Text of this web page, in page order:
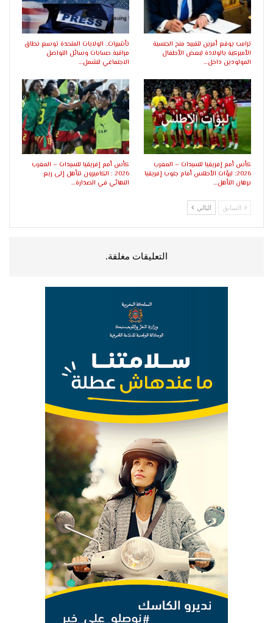
ترامب يوقع أمرين لتقييد منح الجنسية
الأميركية بالولادة لبعض الأطفال
المولودين داخل…
تأشيرات.. الولايات المتحدة توسع نطاق
مراقبة حسابات وسائل التواصل
الاجتماعي لتشمل…
كأس أمم إفريقيا للسيدات – المغرب
2026: لبؤات الأطلس أمام جنوب إفريقيا
برهان التأهل…
كأس أمم إفريقيا للسيدات – المغرب
2026 : الكاميرون تتأهل إلى ربع
النهائي في الصدارة…
السابق التالي
التعليقات مغلقة.